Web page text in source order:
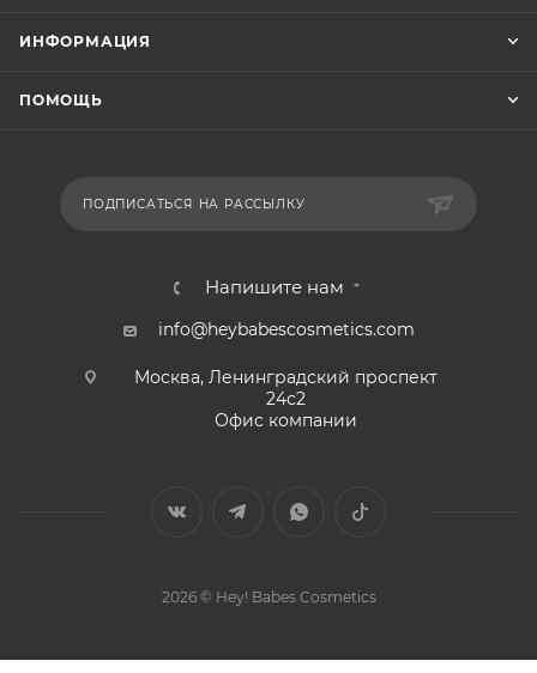
ИНФОРМАЦИЯ
ПОМОЩЬ
ПОДПИСАТЬСЯ НА РАССЫЛКУ
Напишите нам
info@heybabescosmetics.com
Москва, Ленинградский проспект
24с2
Офис компании
2026 © Hey! Babes Cosmetics